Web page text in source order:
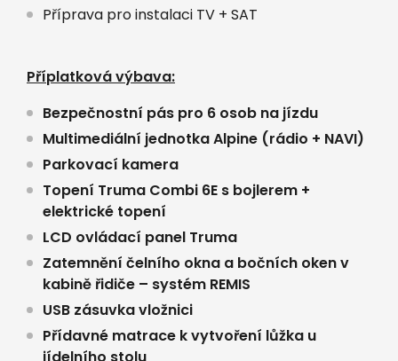
Příprava pro instalaci TV + SAT
Příplatková výbava:
Bezpečnostní pás pro 6 osob na jízdu
Multimediální jednotka Alpine (rádio + NAVI)
Parkovací kamera
Topení Truma Combi 6E s bojlerem +
elektrické topení
LCD ovládací panel Truma
Zatemnění čelního okna a bočních oken v
kabině řidiče – systém REMIS
USB zásuvka vložnici
Přídavné matrace k vytvoření lůžka u
jídelního stolu